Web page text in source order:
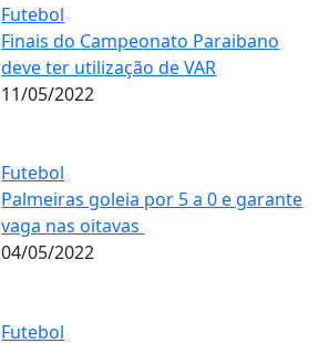
Futebol
Finais do Campeonato Paraibano
deve ter utilização de VAR
11/05/2022
Futebol
Palmeiras goleia por 5 a 0 e garante
vaga nas oitavas
04/05/2022
Futebol